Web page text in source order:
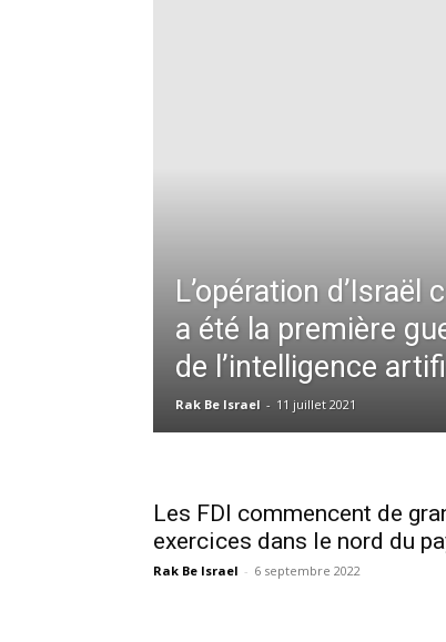
L’opération d’Israël
a été la première
de l’intelligence
Rak Be Israel - 11 juillet 2021
Les FDI commencent de
exercices dans le nord du
Rak Be Israel - 6 septembre 2022